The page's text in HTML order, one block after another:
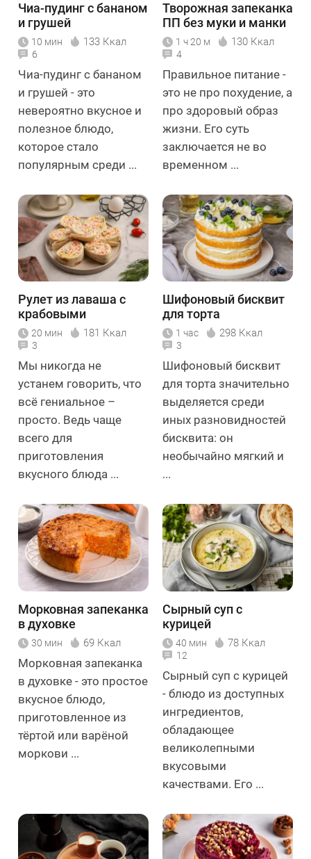
Чиа-пудинг с бананом
и грушей
10 мин 133 Ккал
6
Чиа-пудинг с бананом
и грушей - это
невероятно вкусное и
полезное блюдо,
которое стало
популярным среди ...
Творожная запеканка
ПП без муки и манки
1 ч 20 м 130 Ккал
4
Правильное питание -
это не про похудение, а
про здоровый образ
жизни. Его суть
заключается не во
временном ...
Рулет из лаваша с
крабовыми
палочками с сыром и
яйцом
20 мин 181 Ккал
3
Мы никогда не
устанем говорить, что
всё гениальное –
просто. Ведь чаще
всего для
приготовления
вкусного блюда ...
Шифоновый бисквит
для торта
1 час 298 Ккал
3
Шифоновый бисквит
для торта значительно
выделяется среди
иных разновидностей
бисквита: он
необычайно мягкий и
...
Морковная запеканка
в духовке
30 мин 69 Ккал
Морковная запеканка
в духовке - это простое
вкусное блюдо,
приготовленное из
тёртой или варёной
моркови ...
Сырный суп с
курицей
40 мин 78 Ккал
12
Сырный суп с курицей
- блюдо из доступных
ингредиентов,
обладающее
великолепными
вкусовыми
качествами. Его ...